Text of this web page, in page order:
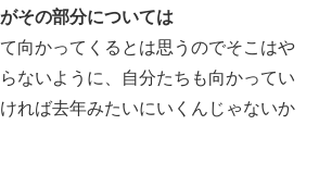
その部分については
向かってくるとは思うのでそこはや
ないように、自分たちも向かってい
れば去年みたいにいくんじゃないか